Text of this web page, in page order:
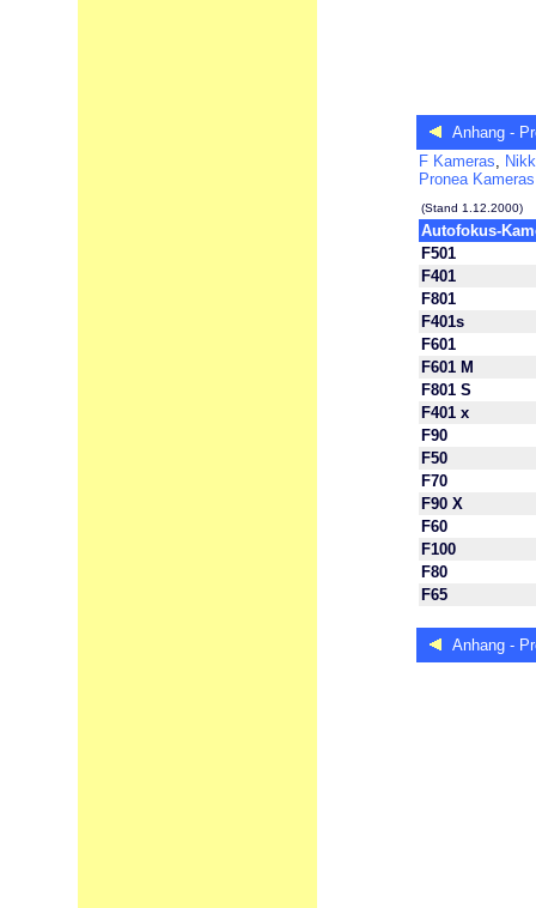
Anhang -
F Kameras,
Pronea Kameras
(Stand 1.12.2000)
Autofokus-
F501
F401
F801
F401s
F601
F601 M
F801 S
F401 x
F90
F50
F70
F90 X
F60
F100
F80
F65
Anhang -